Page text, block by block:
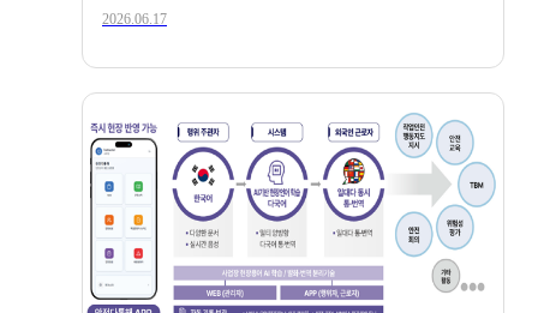
2025.12.10
공지사항
2025 하반기 워크숍 휴무안내
2026.06.17